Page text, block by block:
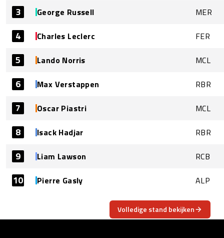
3 George Russell MER
4 Charles Leclerc FER
5 Lando Norris MCL
6 Max Verstappen RBR
7 Oscar Piastri MCL
8 Isack Hadjar RBR
9 Liam Lawson RCB
10 Pierre Gasly ALP
Volledige stand bekijken